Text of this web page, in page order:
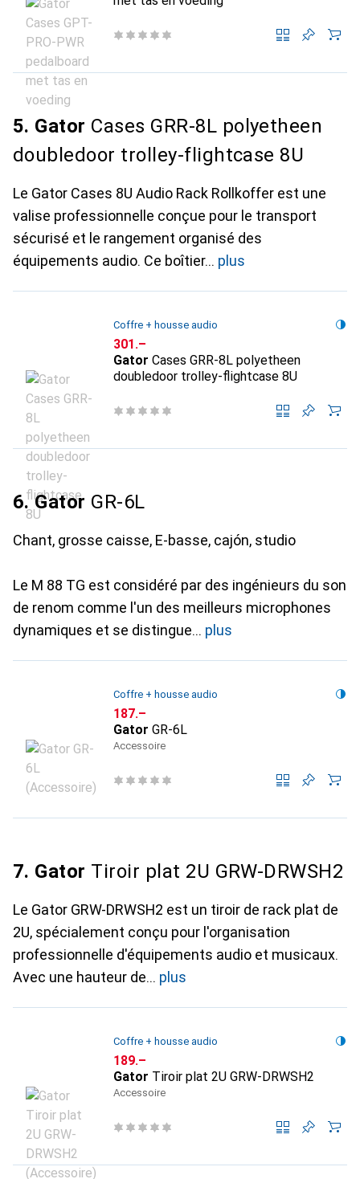
5. Gator Cases GRR-8L polyetheen
doubledoor trolley-flightcase 8U
Le Gator Cases 8U Audio Rack Rollkoffer est une
valise professionnelle conçue pour le transport
sécurisé et le rangement organisé des
équipements audio. Ce boîtier
plus
Coffre + housse audio
CHF
301.–
Gator Cases GRR-8L polyetheen
doubledoor trolley-flightcase 8U
6. Gator GR-6L
Chant, grosse caisse, E-basse, cajón, studio
Le M 88 TG est considéré par des ingénieurs du son
de renom comme l'un des meilleurs microphones
dynamiques et se distingue
plus
Coffre + housse audio
CHF
187.–
Gator GR-6L
Accessoire
7. Gator Tiroir plat 2U GRW-DRWSH2
Le Gator GRW-DRWSH2 est un tiroir de rack plat de
2U, spécialement conçu pour l'organisation
professionnelle d'équipements audio et musicaux.
Avec une hauteur de
plus
Coffre + housse audio
CHF
189.–
Gator Tiroir plat 2U GRW-DRWSH2
Accessoire